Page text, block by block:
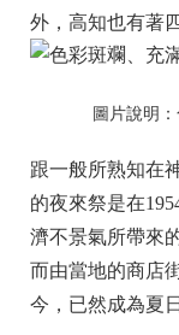
外，高知也有著
圖片說明
跟一般所熟知在
的夜來祭是在
濟不景氣所帶來
而由當地的商店
今，已然成為夏